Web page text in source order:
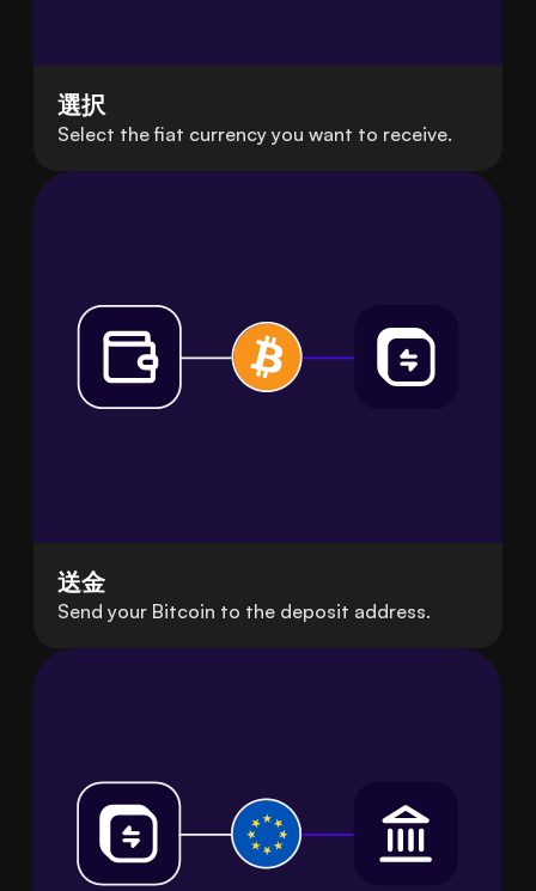
選択
Select the fiat currency you want to receive.
送金
Send your Bitcoin to the deposit address.